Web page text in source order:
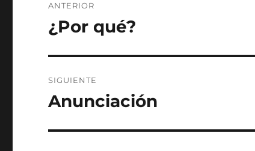
de
ANTERIOR
Entrada
¿Por qué?
SIGUIENTE
Entrada
Anunciación